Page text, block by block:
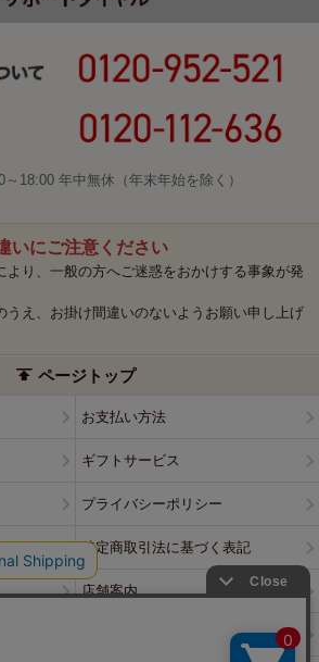
18:00 年中無休（年末年始を除く）
いにご注意ください
より、一般の方へご迷惑をおかけする事象が発
うえ、お掛け間違いのないようお願い申し上げ
ページトップ
お支払い方法
ギフトサービス
プライバシーポリシー
特定商取引法に基づく表記
店舗案内